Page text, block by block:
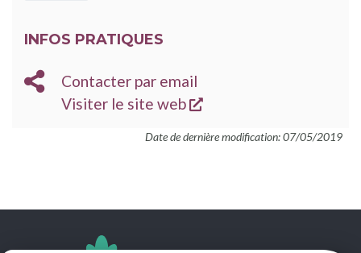
INFOS PRATIQUES
EMAIL
Contacter par email
SITE
Visiter le site web s'ouvre dans une
Date de dernière modification: 07/05/2019